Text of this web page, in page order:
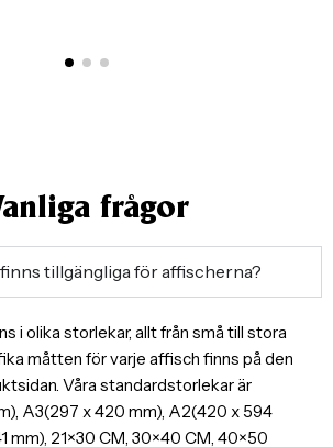
frågor
tillgängliga för affischerna?
i olika storlekar, allt från små till stora
måtten för varje affisch finns på den
Våra standardstorlekar är
A3(297 x 420 mm), A2(420 x 594
mm), 21×30 CM, 30×40 CM, 40×50